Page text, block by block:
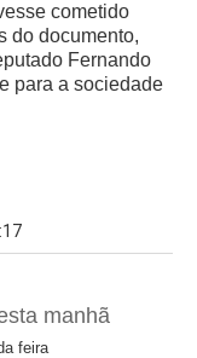
cometido
do documento,
Fernando
para a sociedade
feira